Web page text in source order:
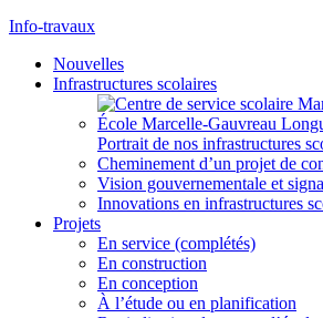
Info-travaux
Nouvelles
Infrastructures scolaires
Portrait de nos infrastructures
Cheminement d’un projet de
Vision gouvernementale et
Innovations en infrastructures
Projets
En service (complétés)
En construction
En conception
À l’étude ou en planification